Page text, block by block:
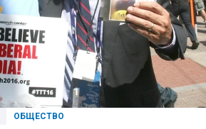
ОБЩЕСТВО